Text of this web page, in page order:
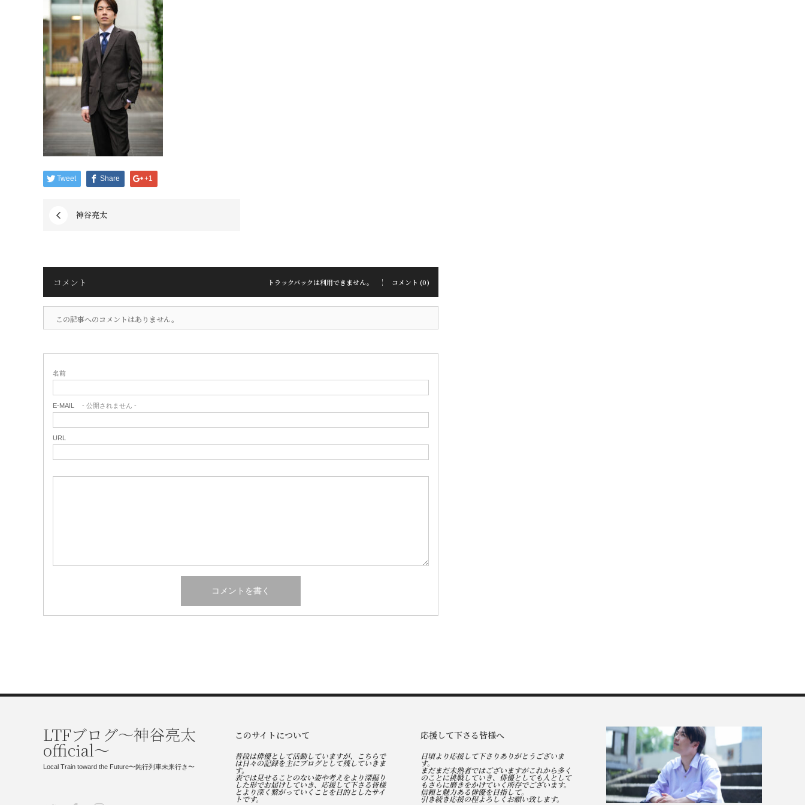
Tweet Share +1
神谷亮太
コメント トラックバックは利用できません。 コメント (0)
この記事へのコメントはありません。
名前
E-MAIL - 公開されません -
URL
このサイトについて
普段は俳優として活動していますが、こちらで
は日々の記録を主にブログとして残していきま
す。
表では見せることのない姿や考えをより深掘り
した形でお届けしていき、応援して下さる皆様
とより深く繋がっていくことを目的としたサイ
トです。
応援して下さる皆様へ
日頃より応援して下さりありがとうございま
す。
まだまだ未熟者ではございますがこれから多く
のことに挑戦していき、俳優としても人として
もさらに磨きをかけていく所存でございます。
信頼と魅力ある俳優を目指して。
引き続き応援の程よろしくお願い致します。
LTFブログ〜神谷亮太
official〜
Local Train toward the Future〜鈍行列車未来行き〜